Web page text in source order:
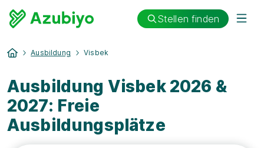
Stellen finden
Ausbildung Visbek
Ausbildung Visbek 2026 &
2027: Freie
Ausbildungsplätze